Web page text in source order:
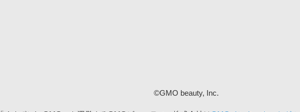
©GMO beauty, Inc.